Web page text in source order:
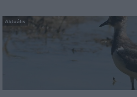
Aktuális